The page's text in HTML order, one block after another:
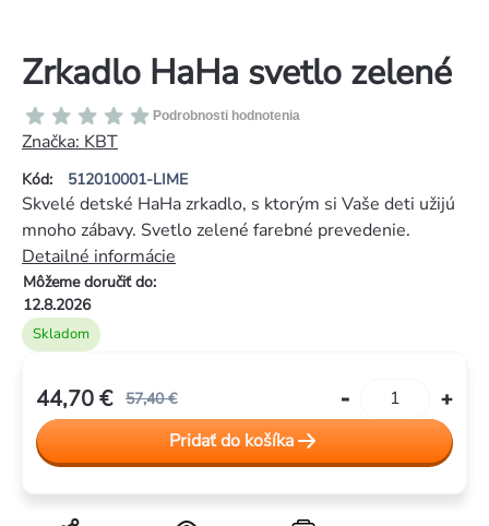
Zrkadlo HaHa svetlo zelené
Kód: 512010001-LIME
Priemerné
hodnotenie
produktu
je
z
5
hviezdičiek.
Podrobnosti hodnotenia
Značka: KBT
Skladom
Môžeme doručiť do:
12.8.2026
Skvelé detské HaHa zrkadlo, s ktorým si Vaše deti užijú
mnoho zábavy. Svetlo zelené farebné prevedenie.
Detailné informácie
57,40 €
44,70 €
Jednotková
cena:
Pridať do košíka